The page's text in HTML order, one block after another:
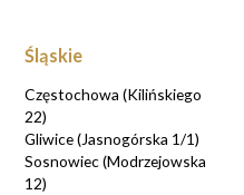
Śląskie
Częstochowa (Kilińskiego
22)
Gliwice (Jasnogórska 1/1)
Sosnowiec (Modrzejowska
12)